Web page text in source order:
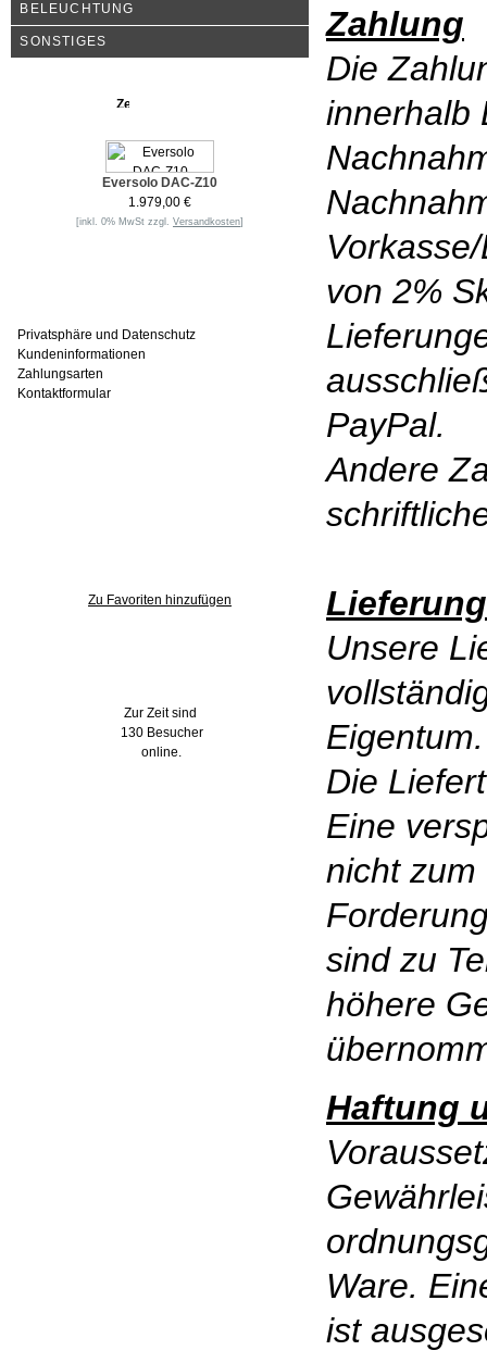
BELEUCHTUNG
SONSTIGES
Eversolo DAC-Z10
1.979,00 €
[inkl. 0% MwSt zzgl. Versandkosten]
Privatsphäre und Datenschutz
Kundeninformationen
Zahlungsarten
Kontaktformular
Zu Favoriten hinzufügen
Zur Zeit sind
130 Besucher
online.
Zahlung
Die
innerhalb
von 2%
PayPal.
Andere
Lieferung
Unsere
Eigentum.
Die
Eine
nicht zum
sind zu
höhere
Haftung
Ware.
ist